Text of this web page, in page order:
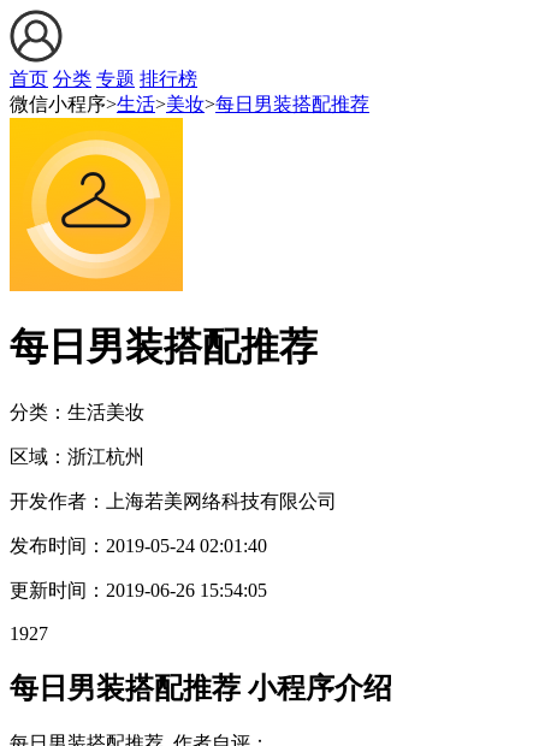
首页 分类 专题 排行榜
微信小程序>生活>美妆>每日男装搭配推荐
每日男装搭配推荐
分类：生活美妆
区域： 浙江杭州
开发作者： 上海若美网络科技有限公司
发布时间： 2019-05-24 02:01:40
更新时间： 2019-06-26 15:54:05
1927
每日男装搭配推荐 小程序介绍